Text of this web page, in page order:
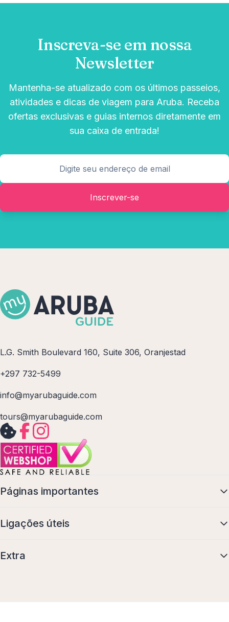
Inscreva-se em nossa
Newsletter
Mantenha-se atualizado com os últimos passeios,
atividades e dicas de viagem para Aruba. Receba
ofertas exclusivas e guias internos diretamente em
sua caixa de entrada!
Inscrever-se
L.G. Smith Boulevard 160, Suite 306, Oranjestad
+297 732-5499
info@myarubaguide.com
tours@myarubaguide.com
Páginas importantes
Ligações úteis
Extra